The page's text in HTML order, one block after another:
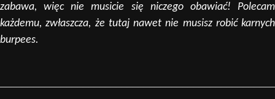
zabawa, więc nie musicie się niczego obawiać! Polecam
każdemu, zwłaszcza, że tutaj nawet nie musisz robić karnych
burpees.